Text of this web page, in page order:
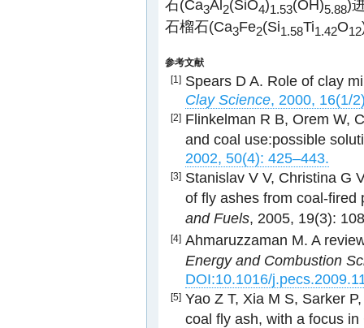
石(Ca3Al 2(SiO4)1.53(OH)5.88)
石榴石(Ca3Fe2(Si1.58Ti1.42O12
参考文献
[1] Spears D A. Role of clay
Clay Science, 2000, 16(1/
[2] Flinkelman R B, Orem W,
and coal use:possible
2002, 50(4): 425–443.
[3] Stanislav V V, Christina G
of fly ashes from coal-
and Fuels, 2005, 19(3):
[4] Ahmaruzzaman M. A
Energy and Combustion
DOI:10.1016/
[5] Yao Z T, Xia M S, Sarker
coal fly ash, with a focus